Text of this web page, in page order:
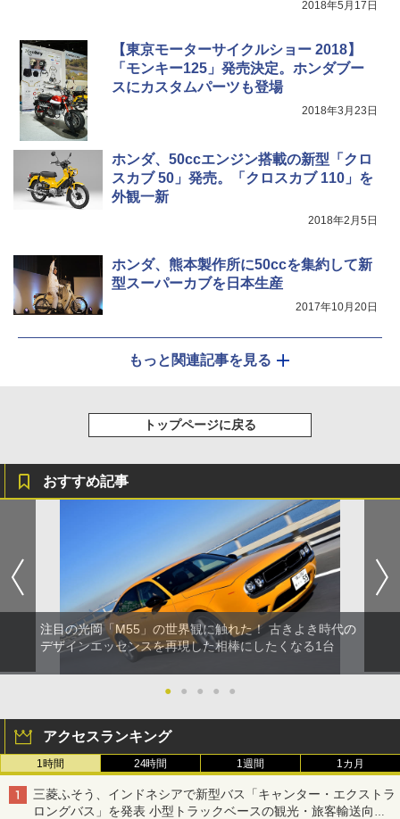
2018年5月17日
【東京モーターサイクルショー 2018】
「モンキー125」発売決定。ホンダブー
スにカスタムパーツも登場
2018年3月23日
ホンダ、50ccエンジン搭載の新型「クロ
スカブ 50」発売。「クロスカブ 110」を
外観一新
2018年2月5日
ホンダ、熊本製作所に50ccを集約して新
型スーパーカブを日本生産
2017年10月20日
もっと関連記事を見る
トップページに戻る
おすすめ記事
注目の光岡「M55」の世界観に触れた！ 古きよき時代の
デザインエッセンスを再現した相棒にしたくなる1台
● ● ● ● ●
アクセスランキング
1時間 24時間 1週間 1カ月
三菱ふそう、インドネシアで新型バス「キャンター・エクストラ
ロングバス」を発表 小型トラックベースの観光・旅客輸送向け